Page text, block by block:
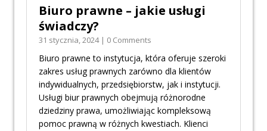
Biuro prawne – jakie usługi
świadczy?
31 stycznia, 2024 | 0 Comments
Biuro prawne to instytucja, która oferuje szeroki
zakres usług prawnych zarówno dla klientów
indywidualnych, przedsiębiorstw, jak i instytucji.
Usługi biur prawnych obejmują różnorodne
dziedziny prawa, umożliwiając kompleksową
pomoc prawną w różnych kwestiach. Klienci